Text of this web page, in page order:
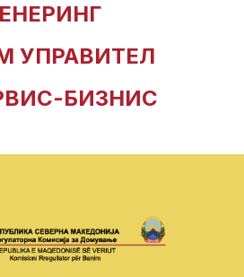
УПРАВИТЕЛ
БИЗНИС